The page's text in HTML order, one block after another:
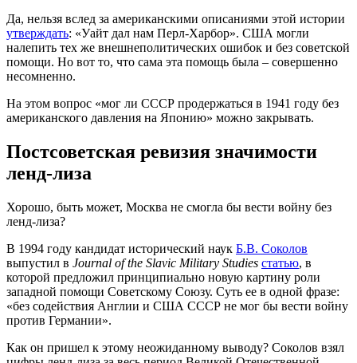
Да, нельзя вслед за американскими описаниями этой истории
утверждать: «Уайт дал нам Перл-Харбор». США могли
налепить тех же внешнеполитических ошибок и без советской
помощи. Но вот то, что сама эта помощь была – совершенно
несомненно.
На этом вопрос «мог ли СССР продержаться в 1941 году без
американского давления на Японию» можно закрывать.
Постсоветская ревизия значимости
ленд-лиза
Хорошо, быть может, Москва не смогла бы вести войну без
ленд-лиза?
В 1994 году кандидат исторический наук Б.В. Соколов
выпустил в Journal of the Slavic Military Studies статью, в
которой предложил принципиально новую картину роли
западной помощи Советскому Союзу. Суть ее в одной фразе:
«без содействия Англии и США СССР не мог бы вести войну
против Германии».
Как он пришел к этому неожиданному выводу? Соколов взял